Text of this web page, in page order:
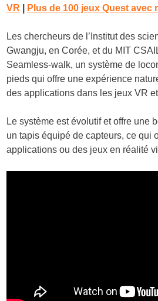
VR
Plus de 100 jeux Quest avec
Les chercheurs de l’Institut des
Gwangju, en Corée, et du MIT
Seamless-walk, un système de
pieds qui offre une expérience
des applications dans les jeux VR
Le système est évolutif et offre une
un tapis équipé de capteurs, ce qui
applications ou des jeux en réalité